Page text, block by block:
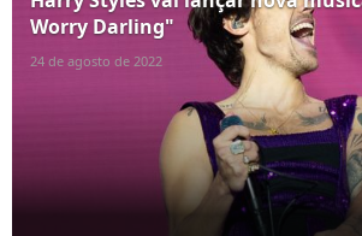
Worry Darling"
24 de agosto de 2022